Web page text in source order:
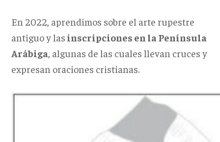
En 2022, aprendimos sobre el arte rupestre
antiguo y las inscripciones en la Península
Arábiga, algunas de las cuales llevan cruces y
expresan oraciones cristianas.